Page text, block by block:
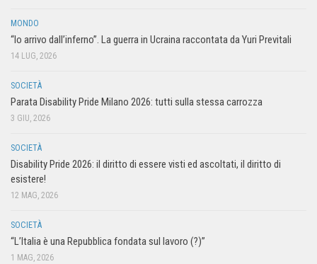
MONDO
“Io arrivo dall’inferno”. La guerra in Ucraina raccontata da Yuri Previtali
14 LUG, 2026
SOCIETÀ
Parata Disability Pride Milano 2026: tutti sulla stessa carrozza
3 GIU, 2026
SOCIETÀ
Disability Pride 2026: il diritto di essere visti ed ascoltati, il diritto di
esistere!
12 MAG, 2026
SOCIETÀ
“L’Italia è una Repubblica fondata sul lavoro (?)”
1 MAG, 2026